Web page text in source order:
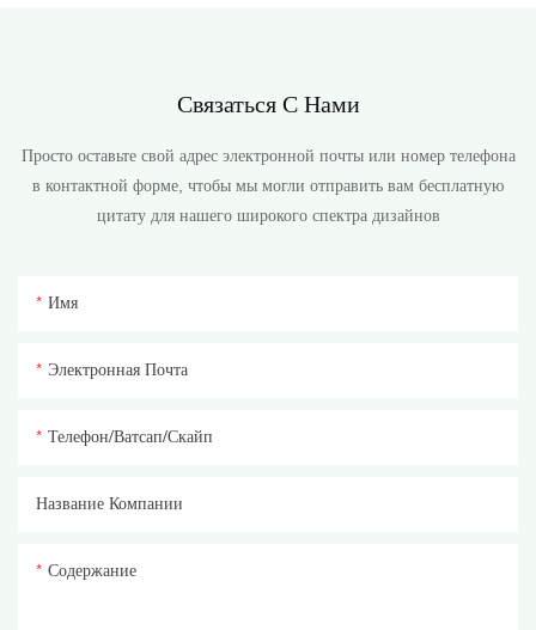
Связаться С Нами
Просто оставьте свой адрес электронной почты или номер телефона
в контактной форме, чтобы мы могли отправить вам бесплатную
цитату для нашего широкого спектра дизайнов
Имя
Электронная Почта
Телефон/ватсап/скайп
Название Компании
Содержание